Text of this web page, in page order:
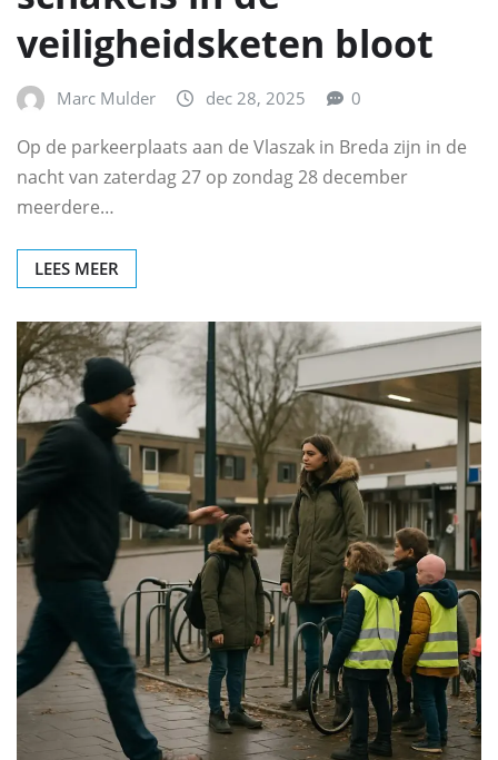
veiligheidsketen bloot
Marc Mulder dec 28, 2025 0
Op de parkeerplaats aan de Vlaszak in Breda zijn in de
nacht van zaterdag 27 op zondag 28 december
meerdere…
LEES MEER